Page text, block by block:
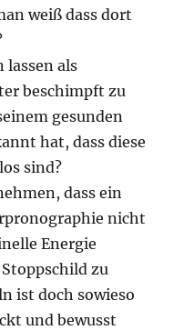
weiß dass dort
lassen als
beschimpft zu
gesunden
hat, dass diese
sind?
dass ein
nicht
Energie
zu
ist doch sowieso
und bewusst